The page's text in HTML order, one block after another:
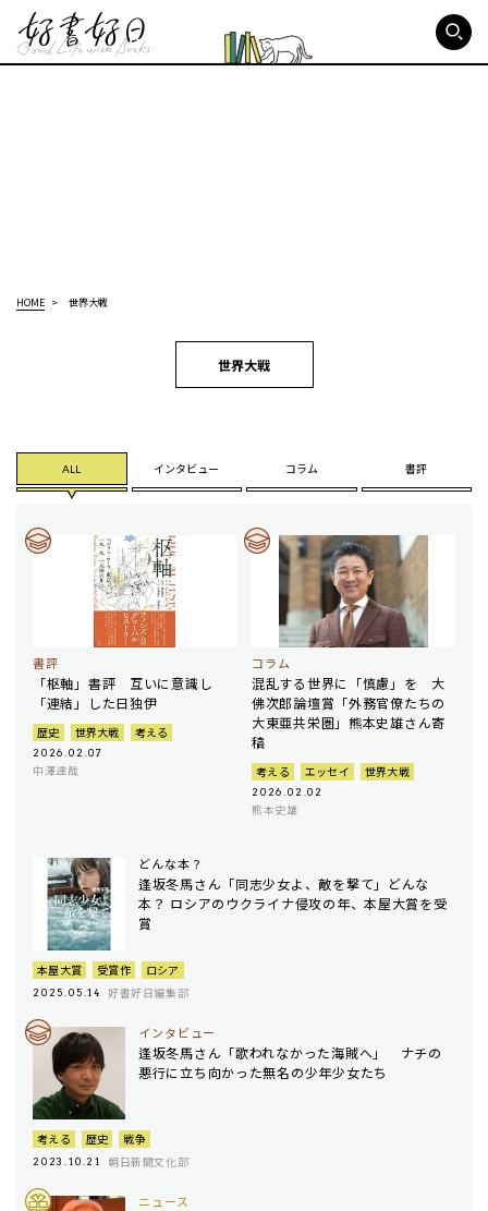
HOME 世界大戦
世界大戦
ALL インタビュー コラム 書評
書評
「枢軸」書評 互いに意識し
「連結」した日独伊
歴史 世界大戦 考える
2026.02.07
中澤達哉
コラム
混乱する世界に「慎慮」を 大
佛次郎論壇賞「外務官僚たちの
大東亜共栄圏」熊本史雄さん寄
稿
考える エッセイ 世界大戦
2026.02.02
熊本史雄
どんな本？
逢坂冬馬さん「同志少女よ、敵を撃て」どんな
本？ ロシアのウクライナ侵攻の年、本屋大賞を受
賞
本屋大賞 受賞作 ロシア
2025.05.14 好書好日編集部
インタビュー
逢坂冬馬さん「歌われなかった海賊へ」 ナチの
悪行に立ち向かった無名の少年少女たち
考える 歴史 戦争
2023.10.21 朝日新聞文化部
ニュース